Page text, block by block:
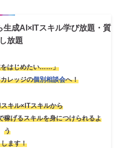
成AI×ITスキル学び放題・質
放題
をはじめたい……」
レッジの個別相談会へ！
キル×ITスキルから
稼げるスキルを身につけられるよ
う
ます！